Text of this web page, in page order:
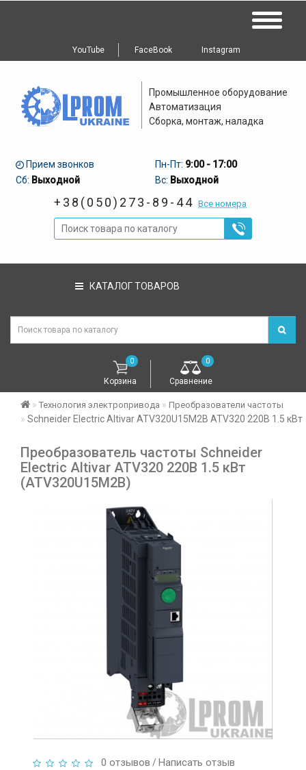
YouTube FaceBook Instagram
Промышленное оборудование
Автоматизация
Сборка, монтаж, наладка
Прием звонков Пн-Пт: 9:00 - 17:00
Сб: Выходной Вс: Выходной
+38(050)273-89-44 Все номера
КАТАЛОГ ТОВАРОВ
Корзина
0
Сравнение
0
Технология электропривода Преобразователи частоты
Schneider Electric Altivar ATV320U15M2B ATV320 220В 1.5 кВт
Преобразователь частоты Schneider
Electric Altivar ATV320 220В 1.5 кВт
(ATV320U15M2B)
0 отзывов / Написать отзыв